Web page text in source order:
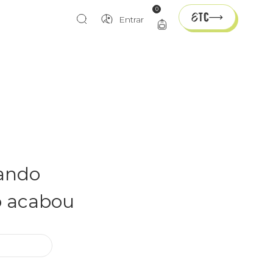
Entrar
0
acabou